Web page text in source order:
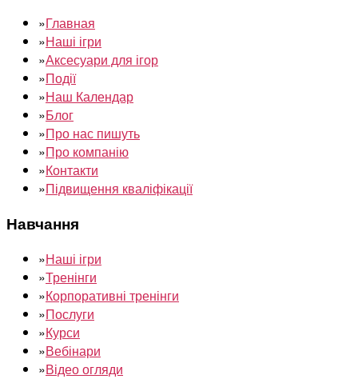
»Главная
»Наші ігри
»Аксесуари для ігор
»Події
»Наш Календар
»Блог
»Про нас пишуть
»Про компанію
»Контакти
»Підвищення кваліфікації
Навчання
»Наші ігри
»Тренінги
»Корпоративні тренінги
»Послуги
»Курси
»Вебінари
»Відео огляди